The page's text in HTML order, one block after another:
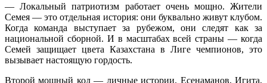
— Локальный патриотизм работает очень мощно. Жители
Семея — это отдельная история: они буквально живут клубом.
Когда команда выступает за рубежом, они следят как за
национальной сборной. И в масштабах всей страны — когда
Семей защищает цвета Казахстана в Лиге чемпионов, это
вызывает настоящую гордость.
Второй мощный код — личные истории. Есенаманов, Игита,